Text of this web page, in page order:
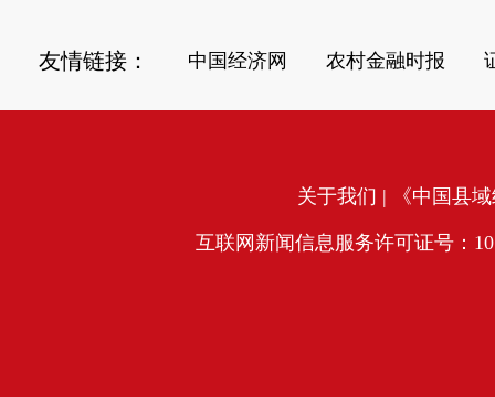
友情链接： 中国经济网 农村金融时报
关于我们 | 《中国县
互联网新闻信息服务许可证号：